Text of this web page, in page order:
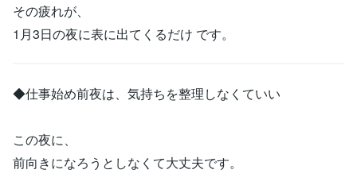
その疲れが、
1月3日の夜に表に出てくるだけ です。
◆仕事始め前夜は、気持ちを整理しなくていい
この夜に、
前向きになろうとしなくて大丈夫です。